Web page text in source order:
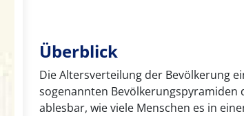
Überblick
Die Altersverteilung der Bevölkerung
sogenannten Bevölkerungspyramiden
ablesbar, wie viele Menschen es in